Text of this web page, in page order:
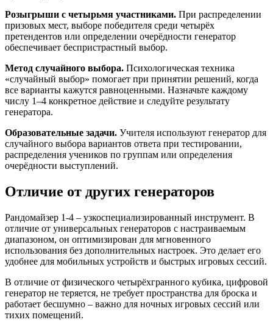
Розыгрыши с четырьмя участниками. При распределении
призовых мест, выборе победителя среди четырёх
претендентов или определении очерёдности генератор
обеспечивает беспристрастный выбор.
Метод случайного выбора. Психологическая техника
«случайный выбор» помогает при принятии решений, когда
все варианты кажутся равноценными. Назначьте каждому
числу 1–4 конкретное действие и следуйте результату
генератора.
Образовательные задачи. Учителя используют генератор для
случайного выбора вариантов ответа при тестировании,
распределения учеников по группам или определения
очерёдности выступлений.
Отличие от других генераторов
Рандомайзер 1-4 – узкоспециализированный инструмент. В
отличие от универсальных генераторов с настраиваемым
диапазоном, он оптимизирован для мгновенного
использования без дополнительных настроек. Это делает его
удобнее для мобильных устройств и быстрых игровых сессий.
В отличие от физического четырёхгранного кубика, цифровой
генератор не теряется, не требует пространства для броска и
работает бесшумно – важно для ночных игровых сессий или
тихих помещений.